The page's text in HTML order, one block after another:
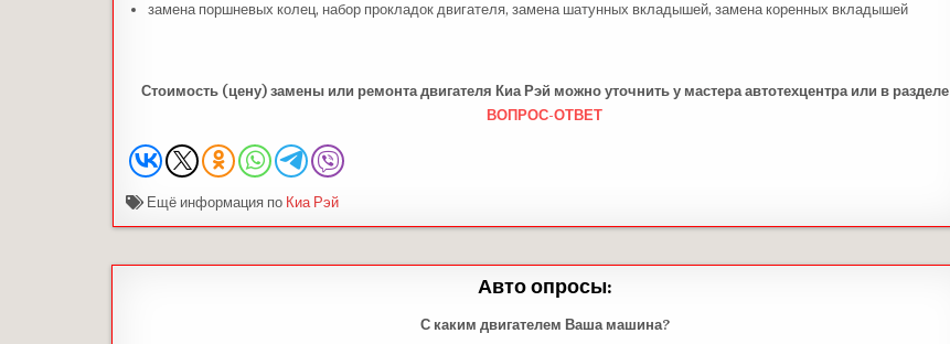
замена поршневых колец, набор прокладок двигателя, замена шатунных вкладышей, замена коренных вкладышей
Стоимость (цену) замены или ремонта двигателя Киа Рэй можно уточнить у мастера автотехцентра или в разделе
ВОПРОС-ОТВЕТ
Ещё информация по Киа Рэй
Авто опросы:
С каким двигателем Ваша машина?